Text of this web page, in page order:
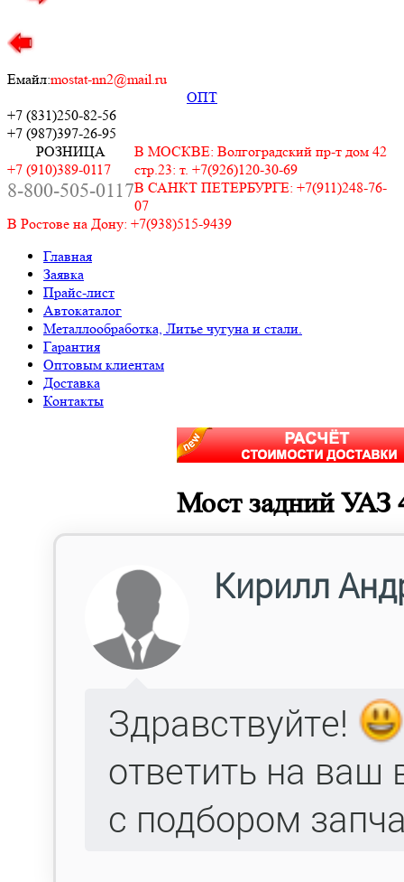
Емайл:mostat-nn2@mail.ru
ОПТ
+7 (831)250-82-56
+7 (987)397-26-95
РОЗНИЦА
+7 (910)389-0117
8-800-505-0117
В МОСКВЕ: Волгоградский пр-т дом 42
стр.23: т. +7(926)120-30-69
В САНКТ ПЕТЕРБУРГЕ: +7(911)248-76-
07
В Ростове на Дону: +7(938)515-9439
Главная
Заявка
Прайс-лист
Автокаталог
Металлообработка, Литье чугуна и стали.
Гарантия
Оптовым клиентам
Доставка
Контакты
Мост задний УАЗ